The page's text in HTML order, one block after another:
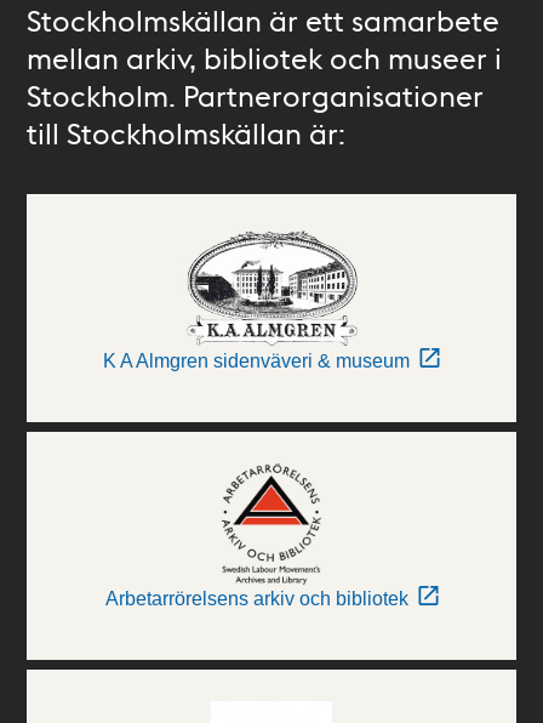
Stockholmskällan är ett samarbete
mellan arkiv, bibliotek och museer i
Stockholm. Partnerorganisationer
till Stockholmskällan är:
K A Almgren sidenväveri & museum
Arbetarrörelsens arkiv och bibliotek